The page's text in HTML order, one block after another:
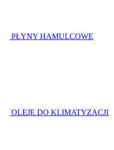
PŁYNY HAMULCOWE
OLEJE DO KLIMATYZACJI